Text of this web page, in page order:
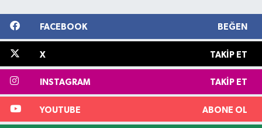
FACEBOOK BEĞEN
X TAKIP ET
INSTAGRAM TAKIP ET
YOUTUBE ABONE OL